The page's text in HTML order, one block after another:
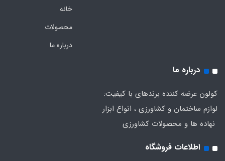
خانه
محصولات
درباره ما
درباره ما
کولون عرضه کننده برندهای با کیفیت:
لوازم ساختمان و کشاورزی ، انواع ابزار
نهاده ها و محصولات کشاورزی
اطلاعات فروشگاه